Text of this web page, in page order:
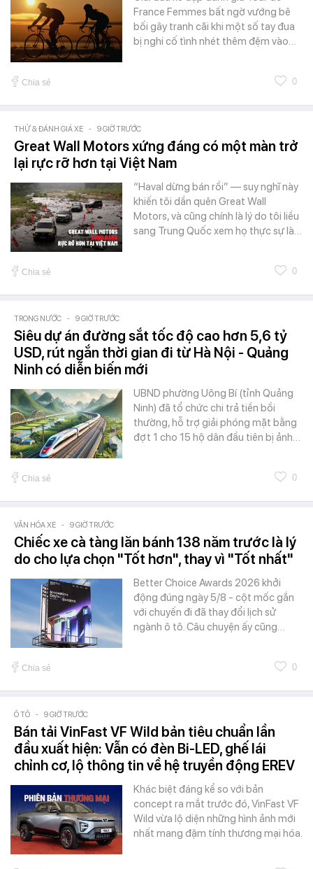
France Femmes bất ngờ vướng bê
bối gây tranh cãi khi một số tay đua
bị nghi cố tình nhét thêm đệm vào…
Chia sẻ 0
THỬ & ĐÁNH GIÁ XE - 9 GIỜ TRƯỚC
Great Wall Motors xứng đáng có một màn trở
lại rực rỡ hơn tại Việt Nam
“Haval dừng bán rồi” — suy nghĩ này
khiến tôi dần quên Great Wall
Motors, và cũng chính là lý do tôi liều
sang Trung Quốc xem họ thực sự là…
Chia sẻ 0
TRONG NƯỚC - 9 GIỜ TRƯỚC
Siêu dự án đường sắt tốc độ cao hơn 5,6 tỷ
USD, rút ngắn thời gian đi từ Hà Nội - Quảng
Ninh có diễn biến mới
UBND phường Uông Bí (tỉnh Quảng
Ninh) đã tổ chức chi trả tiền bồi
thường, hỗ trợ giải phóng mặt bằng
đợt 1 cho 15 hộ dân đầu tiên bị ảnh…
Chia sẻ 0
VĂN HÓA XE - 9 GIỜ TRƯỚC
Chiếc xe cà tàng lăn bánh 138 năm trước là lý
do cho lựa chọn "Tốt hơn", thay vì "Tốt nhất"
Better Choice Awards 2026 khởi
động đúng ngày 5/8 - cột mốc gắn
với chuyến đi đã thay đổi lịch sử
ngành ô tô. Câu chuyện ấy cũng…
Chia sẻ 0
Ô TÔ - 9 GIỜ TRƯỚC
Bán tải VinFast VF Wild bản tiêu chuẩn lần
đầu xuất hiện: Vẫn có đèn Bi-LED, ghế lái
chỉnh cơ, lộ thông tin về hệ truyền động EREV
Khác biệt đáng kể so với bản
concept ra mắt trước đó, VinFast VF
Wild vừa lộ diện những hình ảnh mới
nhất mang đậm tính thương mại hóa.